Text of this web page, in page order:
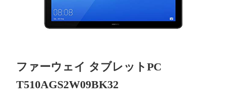
ファーウェイ タブレットPC
T510AGS2W09BK32